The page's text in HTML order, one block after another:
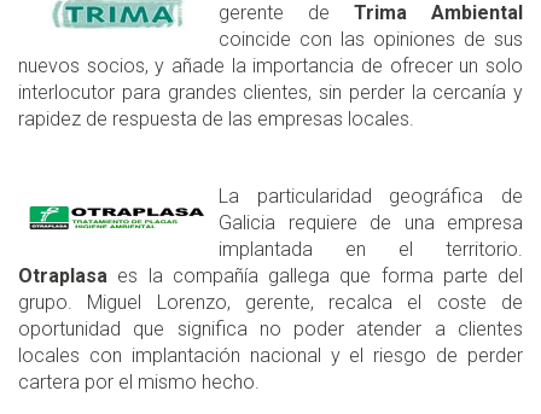
gerente de Trima Ambiental
coincide con las opiniones de sus
nuevos socios, y añade la importancia de ofrecer un solo
interlocutor para grandes clientes, sin perder la cercanía y
rapidez de respuesta de las empresas locales.
La particularidad geográfica de
Galicia requiere de una empresa
implantada en el territorio.
Otraplasa es la compañía gallega que forma parte del
grupo. Miguel Lorenzo, gerente, recalca el coste de
oportunidad que significa no poder atender a clientes
locales con implantación nacional y el riesgo de perder
cartera por el mismo hecho.